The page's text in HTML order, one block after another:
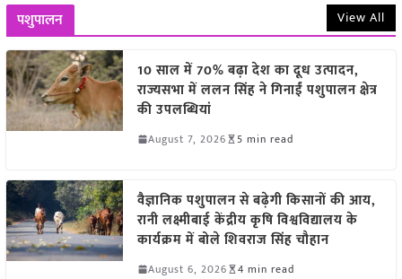
पशुपालन View All
10 साल में 70% बढ़ा देश का दूध उत्पादन,
राज्यसभा में ललन सिंह ने गिनाईं पशुपालन क्षेत्र
की उपलब्धियां
August 7, 2026 5 min read
वैज्ञानिक पशुपालन से बढ़ेगी किसानों की आय,
रानी लक्ष्मीबाई केंद्रीय कृषि विश्वविद्यालय के
कार्यक्रम में बोले शिवराज सिंह चौहान
August 6, 2026 4 min read